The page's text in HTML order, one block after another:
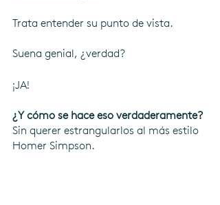
Trata entender su punto de vista.
Suena genial, ¿verdad?
¡JA!
¿Y cómo se hace eso verdaderamente?
Sin querer estrangularlos al más estilo
Homer Simpson.